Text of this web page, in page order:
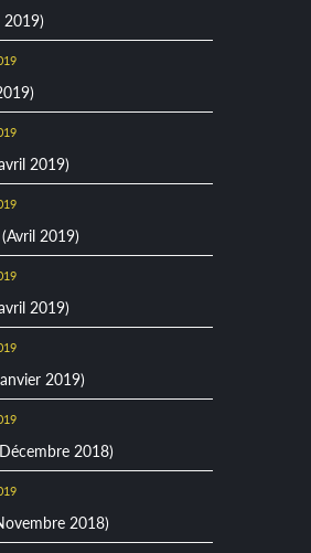
2019)
2019)
2019)
2019)
2019)
2018)
2018)